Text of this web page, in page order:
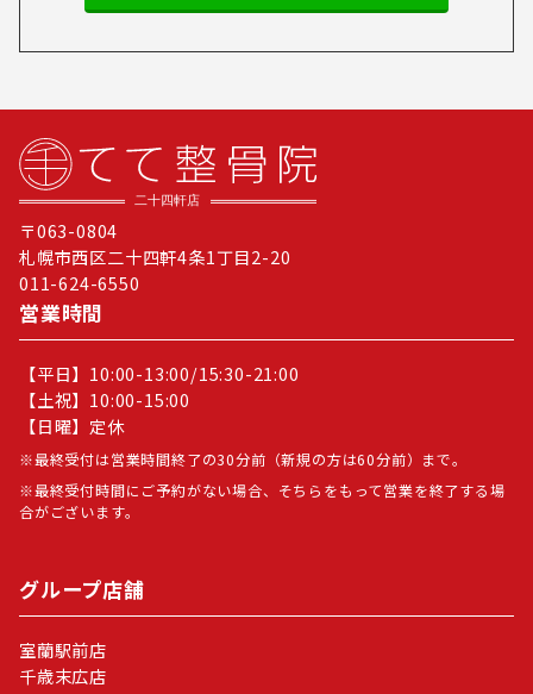
〒063-0804
札幌市西区二十四軒4条1丁目2-20
011-624-6550
営業時間
【平日】10:00-13:00/15:30-21:00
【土祝】10:00-15:00
【日曜】定休
最終受付は営業時間終了の30分前（新規の方は60分前）まで。
最終受付時間にご予約がない場合、そちらをもって営業を終了する場
合がございます。
グループ店舗
室蘭駅前店
千歳末広店